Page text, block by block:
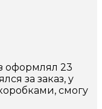
оформлял 23
за заказ, у
смогу